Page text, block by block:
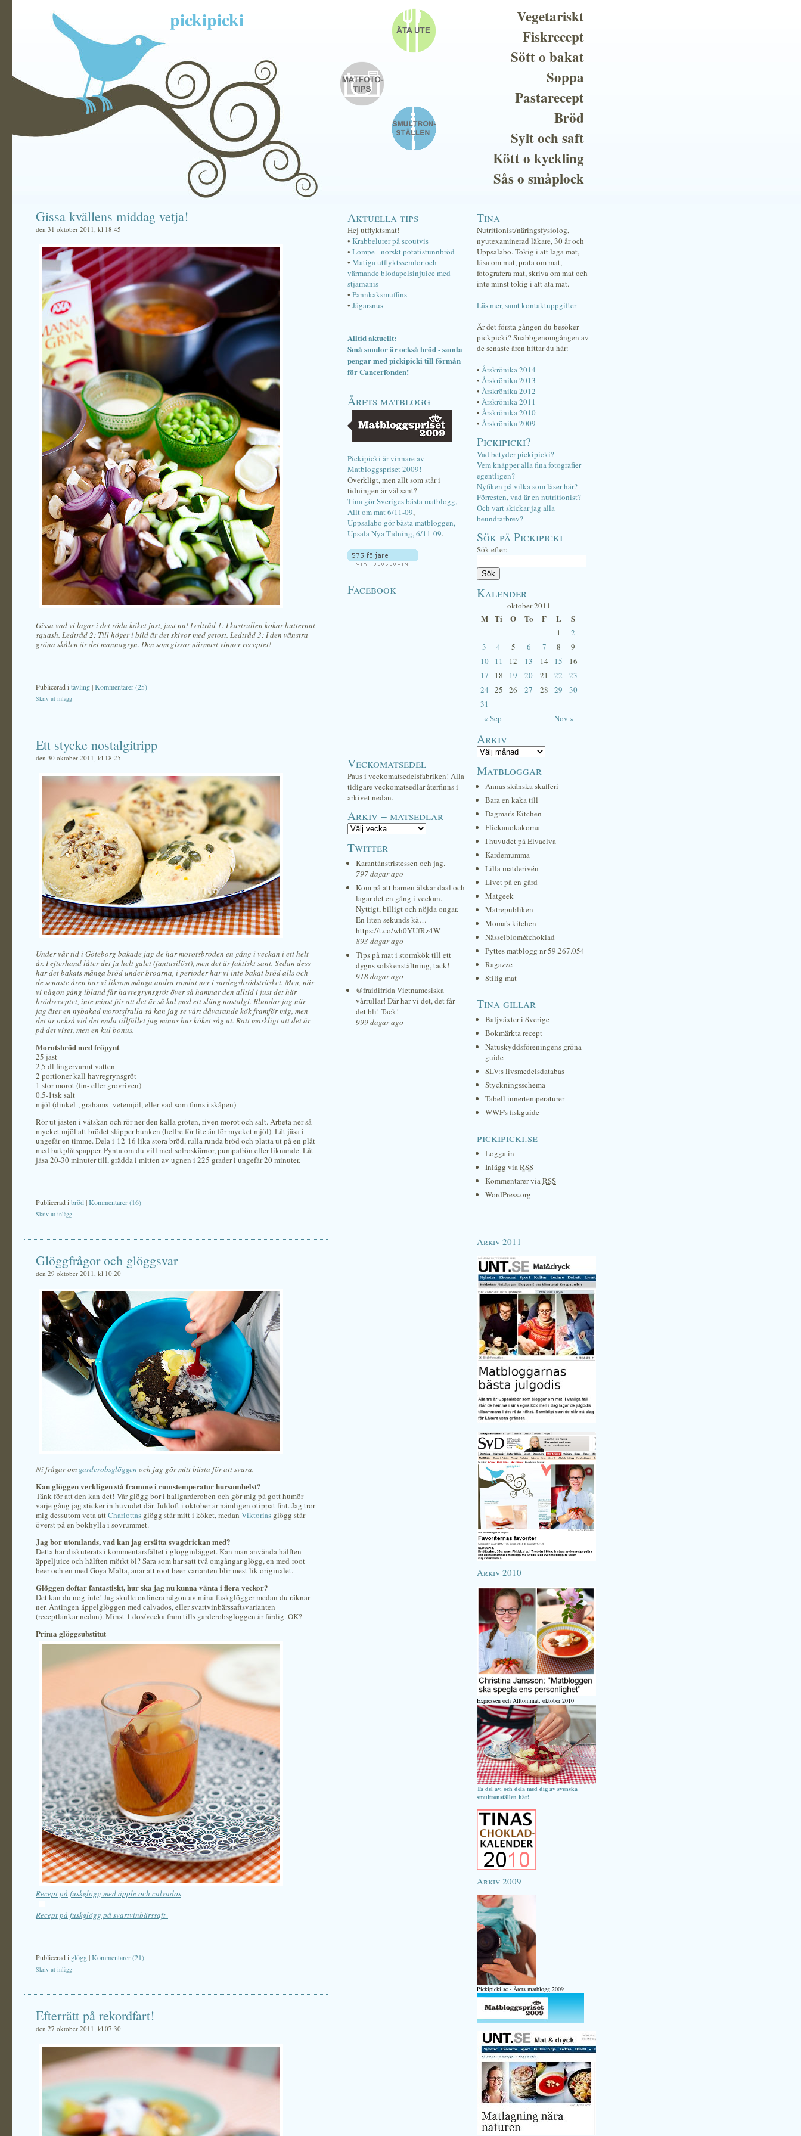
pickipicki
Vegetariskt
Fiskrecept
Sött o bakat
Soppa
Pastarecept
Bröd
Sylt och saft
Kött o kyckling
Sås o småplock
Gissa kvällens middag vetja!
den 31 oktober 2011, kl 18:45
Gissa vad vi lagar i det röda köket just, just nu! Ledtråd 1: I kastrullen kokar butternut
squash. Ledtråd 2: Till höger i bild är det skivor med getost. Ledtråd 3: I den vänstra
gröna skålen är det mannagryn. Den som gissar närmast vinner receptet!
Publicerad itävling|Kommentarer (25)
Skriv ut inlägg
Ett stycke nostalgitripp
den 30 oktober 2011, kl 18:25
Under vår tid i Göteborg bakade jag de här morotsbröden en gång i veckan i ett helt
år. I efterhand låter det ju helt galet (fantasilöst), men det är faktiskt sant. Sedan dess
har det bakats många bröd under broarna, i perioder har vi inte bakat bröd alls och
de senaste åren har vi liksom många andra ramlat ner i surdegsbrödsträsket. Men, när
vi någon gång ibland får havregrynsgröt över så hamnar den alltid i just det här
brödreceptet, inte minst för att det är så kul med ett släng nostalgi. Blundar jag när
jag äter en nybakad morotsfralla så kan jag se vårt dåvarande kök framför mig, men
det är också vid det enda tillfället jag minns hur köket såg ut. Rätt märkligt att det är
på det viset, men en kul bonus.
Morotsbröd med fröpynt
25 jäst
2,5 dl fingervarmt vatten
2 portioner kall havregrynsgröt
1 stor morot (fin- eller grovriven)
0,5-1tsk salt
mjöl (dinkel-, grahams- vetemjöl, eller vad som finns i skåpen)
Rör ut jästen i vätskan och rör ner den kalla gröten, riven morot och salt. Arbeta ner så
mycket mjöl att brödet släpper bunken (hellre för lite än för mycket mjöl). Låt jäsa i
ungefär en timme. Dela i 12-16 lika stora bröd, rulla runda bröd och platta ut på en plåt
med bakplåtspapper. Pynta om du vill med solroskärnor, pumpafrön eller liknande. Låt
jäsa 20-30 minuter till, grädda i mitten av ugnen i 225 grader i ungefär 20 minuter.
Publicerad ibröd|Kommentarer (16)
Skriv ut inlägg
Glöggfrågor och glöggsvar
den 29 oktober 2011, kl 10:20
Ni frågar om garderobsglöggen och jag gör mitt bästa för att svara.
Kan glöggen verkligen stå framme i rumstemperatur hursomhelst?
Tänk för att den kan det! Vår glögg bor i hallgarderoben och gör mig på gott humör
varje gång jag sticker in huvudet där. Juldoft i oktober är nämligen otippat fint. Jag tror
mig dessutom veta attCharlottas glögg står mitt i köket, medan Viktorias glögg står
överst på en bokhylla i sovrummet.
Jag bor utomlands, vad kan jag ersätta svagdrickan med?
Detta har diskuterats i kommentarsfältet i glögginlägget. Kan man använda hälften
äppeljuice och hälften mörkt öl? Sara som har satt två omgångar glögg, en med root
beer och en med Goya Malta, anar att root beer-varianten blir mest lik originalet.
Glöggen doftar fantastiskt, hur ska jag nu kunna vänta i flera veckor?
Det kan du nog inte! Jag skulle ordinera någon av mina fuskglögger medan du räknar
ner. Antingen äppelglöggen med calvados, eller svartvinbärssaftsvarianten
(receptlänkar nedan). Minst 1 dos/vecka fram tills garderobsglöggen är färdig. OK?
Prima glöggsubstitut
Recept på fuskglögg med äpple och calvados
Recept på fuskglögg på svartvinbärssaft
Publicerad i glögg|Kommentarer (21)
Skriv ut inlägg
Efterrätt på rekordfart!
den 27 oktober 2011, kl 07:30
Aktuella tips
Hej utflyktsmat!
• Krabbelurer på scoutvis
• Lompe - norskt potatistunnbröd
• Matiga utflyktssemlor och
värmande blodapelsinjuice med
stjärnanis
• Pannkaksmuffins
• Jägarsnus
Alltid aktuellt:
Små smulor är också bröd - samla
pengar med pickipicki till förmån
för Cancerfonden!
Årets matblogg
Pickipicki är vinnare av
Matbloggspriset 2009!
Overkligt, men allt som står i
tidningen är väl sant?
Tina gör Sveriges bästa matblogg,
Allt om mat 6/11-09,
Uppsalabo gör bästa matbloggen,
Upsala Nya Tidning, 6/11-09.
Facebook
Veckomatsedel
Paus i veckomatsedelsfabriken! Alla
tidigare veckomatsedlar återfinns i
arkivet nedan.
Arkiv – matsedlar
Twitter
Karantänstristessen och jag.
797 dagar ago
Kom på att barnen älskar daal och
lagar det en gång i veckan.
Nyttigt, billigt och nöjda ongar.
En liten sekunds kä…
https://t.co/wh0YUfRz4W
893 dagar ago
Tips på mat i stormkök till ett
dygns solskenstältning, tack!
918 dagar ago
@fraidifrida Vietnamesiska
vårrullar! Där har vi det, det får
det bli! Tack!
999 dagar ago
Tina
Nutritionist/näringsfysiolog,
nyutexaminerad läkare, 30 år och
Uppsalabo. Tokig i att laga mat,
läsa om mat, prata om mat,
fotografera mat, skriva om mat och
inte minst tokig i att äta mat.
Läs mer, samt kontaktuppgifter
Är det första gången du besöker
pickpicki? Snabbgenomgången av
de senaste åren hittar du här:
• Årskrönika 2014
• Årskrönika 2013
• Årskrönika 2012
• Årskrönika 2011
• Årskrönika 2010
• Årskrönika 2009
Pickipicki?
Vad betyder pickipicki?
Vem knäpper alla fina fotografier
egentligen?
Nyfiken på vilka som läser här?
Förresten, vad är en nutritionist?
Och vart skickar jag alla
beundrarbrev?
Sök på Pickipicki
Sök efter:
Kalender
oktober 2011
M Ti O To F L S
« Sep Nov »
1
2
3
4 5 6 7 8
9
10
11 12 13 14 15
16
17
18 19 20 21 22
23
24
25 26 27 28 29
30
31
Arkiv
Matbloggar
Annas skånska skafferi
Bara en kaka till
Dagmar's Kitchen
Flickanokakorna
I huvudet på Elvaelva
Kardemumma
Lilla matderivén
Livet på en gård
Matgeek
Matrepubliken
Moma's kitchen
Nässelblom&choklad
Pyttes matblogg nr 59.267.054
Ragazze
Stilig mat
Tina gillar
Baljväxter i Sverige
Bokmärkta recept
Natuskyddsföreningens gröna
guide
SLV:s livsmedelsdatabas
Styckningsschema
Tabell innertemperaturer
WWF's fiskguide
pickipicki.se
Logga in
Inlägg viaRSS
Kommentarer viaRSS
WordPress.org
Arkiv 2011
Arkiv 2010
Expressen och Alltommat, oktober 2010
Ta del av, och dela med dig av svenska
smultronställen här!
Arkiv 2009
Pickipicki.se - Årets matblogg 2009